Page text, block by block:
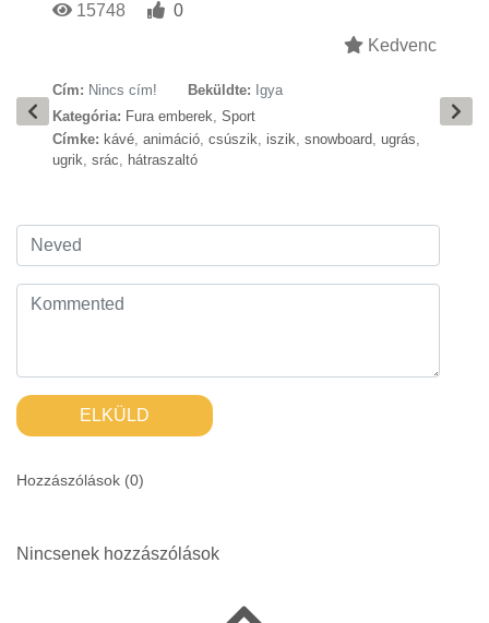
15748
0
Kedvenc
Cím: Nincs cím! Beküldte: Igya
Kategória: Fura emberek, Sport
Címke: kávé, animáció, csúszik, iszik, snowboard, ugrás,
ugrik, srác, hátraszaltó
ELKÜLD
Hozzászólások (0)
Nincsenek hozzászólások